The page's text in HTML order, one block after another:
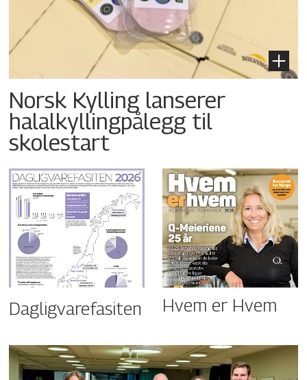
Norsk Kylling lanserer
halalkyllingpålegg til
skolestart
Dagligvarefasiten Hvem er Hvem